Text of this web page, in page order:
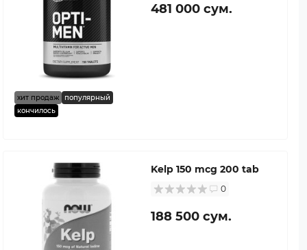
хит продаж
популярный
кончилось
481 000 сум.
Kelp 150 mcg 200 tab
0
188 500 сум.